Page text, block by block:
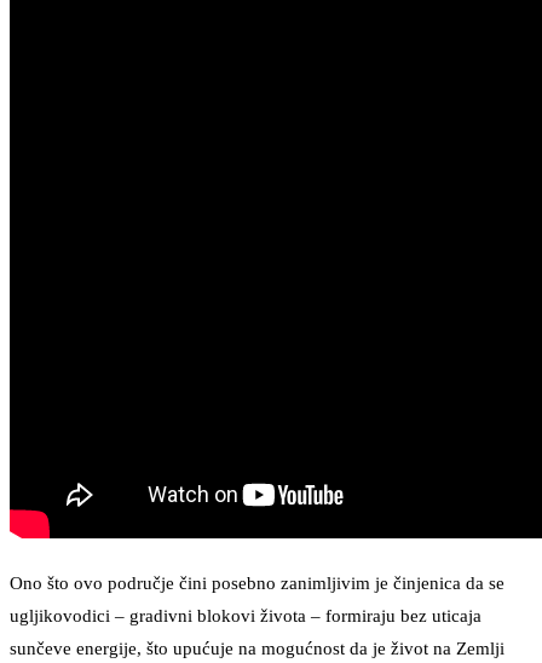
Ono što ovo područje čini posebno zanimljivim je činjenica da se
ugljikovodici – gradivni blokovi života – formiraju bez uticaja
sunčeve energije, što upućuje na mogućnost da je život na Zemlji